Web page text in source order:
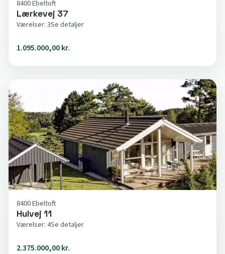
8400 Ebeltoft
Lærkevej 37
Værelser: 3Se detaljer
1.095.000,00 kr.
8400 Ebeltoft
Hulvej 11
Værelser: 4Se detaljer
2.375.000,00 kr.